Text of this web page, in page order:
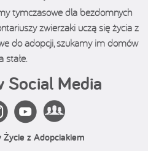
tymczasowe dla bezdomnych
zwierzaki uczą się życia z
do adopcji, szukamy im domów
stałe.
Social Media
Życie z Adopciakiem